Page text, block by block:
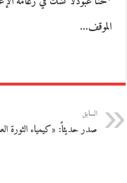
الموقف…
السابق
صدر حديثاً: «كيمياء الثورة